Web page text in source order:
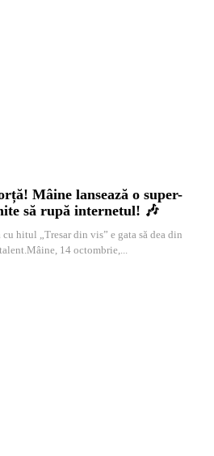
Mâine lansează o super-
să rupă internetul! 🎶
hitul „Tresar din vis” e gata să dea din
14 octombrie,...